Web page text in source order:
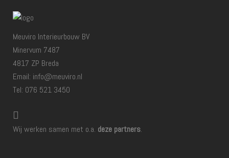
Meuviro Interieurbouw BV
Minervum 7487
4817 ZP Breda
Email: info@meuviro.nl
Tel: 076 521 3450
Wij werken samen met o.a. deze partners.